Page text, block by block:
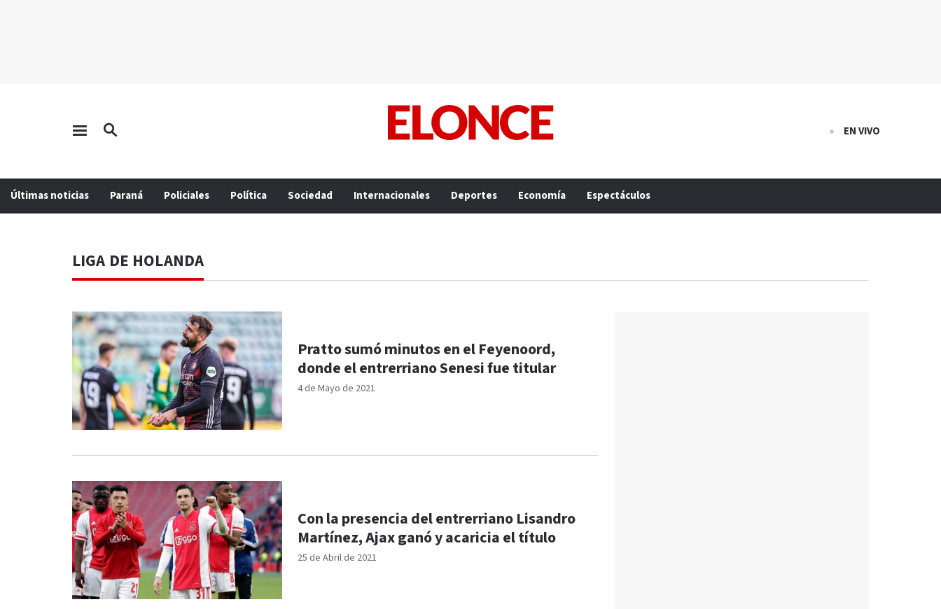
EN VIVO
Últimas noticias Paraná Policiales Política Sociedad Internacionales Deportes Economía Espectáculos
LIGA DE HOLANDA
4 de Mayo de 2021
Pratto sumó minutos en el Feyenoord,
donde el entrerriano Senesi fue titular
25 de Abril de 2021
Con la presencia del entrerriano Lisandro
Martínez, Ajax ganó y acaricia el título